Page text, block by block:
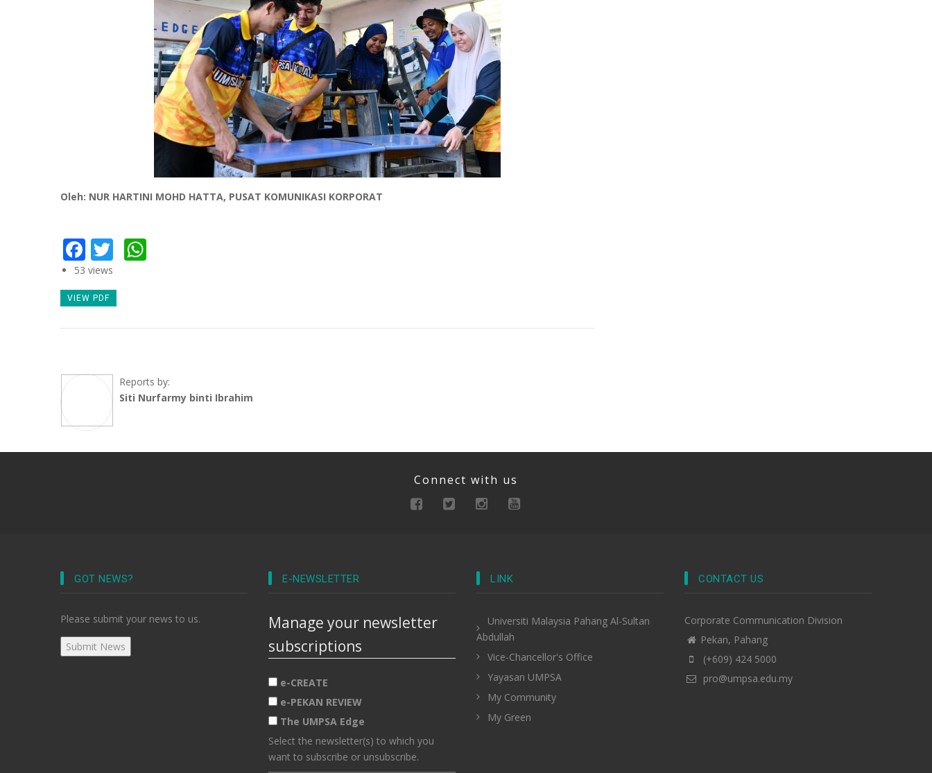
Oleh: NUR HARTINI MOHD HATTA, PUSAT KOMUNIKASI KORPORAT
Facebook
Twitter
53 views
VIEW PDF
Reports by:
Siti Nurfarmy binti Ibrahim
Connect with us
GOT NEWS?
Please submit your news to us.
E-NEWSLETTER
Manage your newsletter
subscriptions
e-CREATE
e-PEKAN REVIEW
The UMPSA Edge
Select the newsletter(s) to which you
want to subscribe or unsubscribe.
LINK
Universiti Malaysia Pahang Al-Sultan
Abdullah
Vice-Chancellor's Office
Yayasan UMPSA
My Community
My Green
CONTACT US
Corporate Communication Division
Pekan, Pahang
(+609) 424 5000
pro@umpsa.edu.my